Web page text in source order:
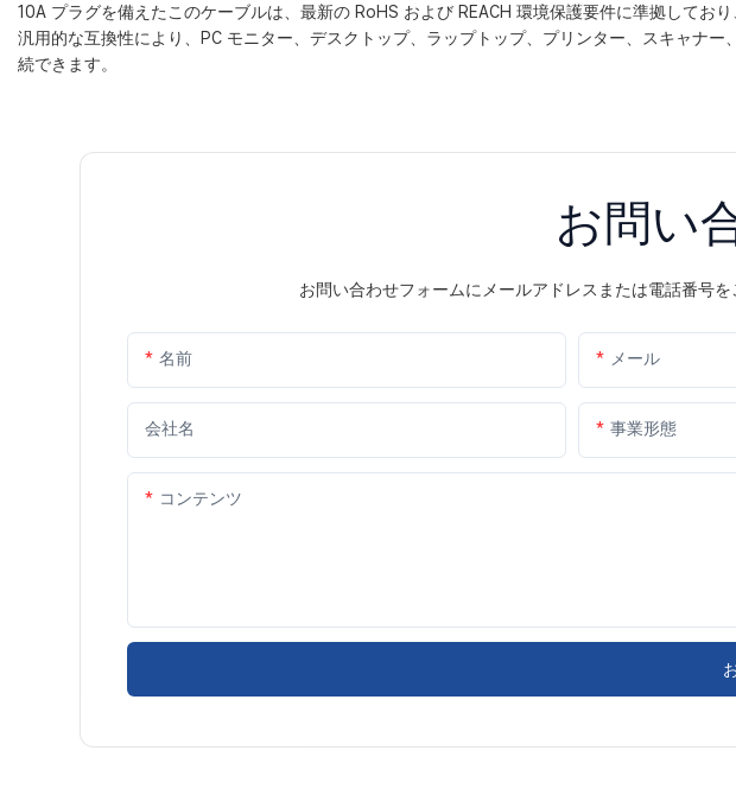
10A プラグを備えたこのケーブルは、最新の RoHS および REACH 環境保護要件に準拠してお
汎用的な互換性により、PC モニター、デスクトップ、ラップトップ、プリンター、スキャナ
続できます。
お問い
お問い合わせフォームにメールアドレスまたは電話番号
名前 メール
会社名 事業形態
コンテンツ